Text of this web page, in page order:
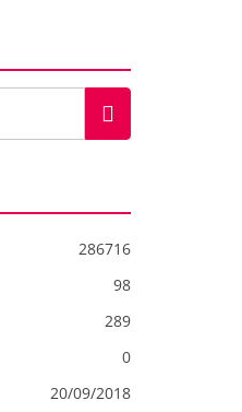
286716
98
289
0
20/09/2018